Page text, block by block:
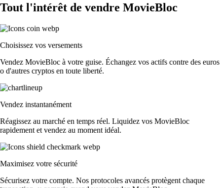
Tout l'intérêt de vendre MovieBloc
Choisissez vos versements
Vendez MovieBloc à votre guise. Échangez vos actifs contre des euros
o d'autres cryptos en toute liberté.
Vendez instantanément
Réagissez au marché en temps réel. Liquidez vos MovieBloc
rapidement et vendez au moment idéal.
Maximisez votre sécurité
Sécurisez votre compte. Nos protocoles avancés protègent chaque